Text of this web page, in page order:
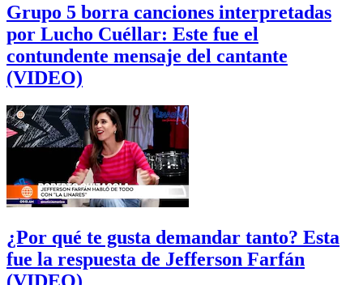
Grupo 5 borra canciones interpretadas
por Lucho Cuéllar: Este fue el
contundente mensaje del cantante
(VIDEO)
¿Por qué te gusta demandar tanto? Esta
fue la respuesta de Jefferson Farfán
(VIDEO)